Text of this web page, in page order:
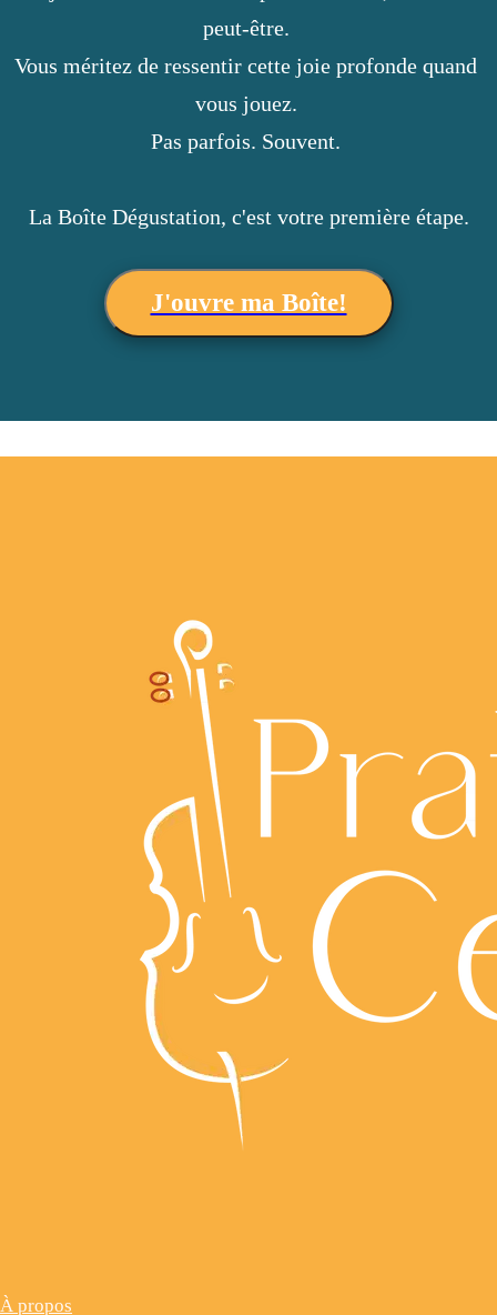
peut-être.
Vous méritez de ressentir cette joie profonde quand
vous jouez.
Pas parfois. Souvent.
La Boîte Dégustation, c'est votre première étape.
J'ouvre ma Boîte!
À propos